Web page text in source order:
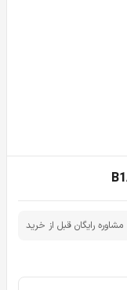
مشاوره رایگان قبل از خرید